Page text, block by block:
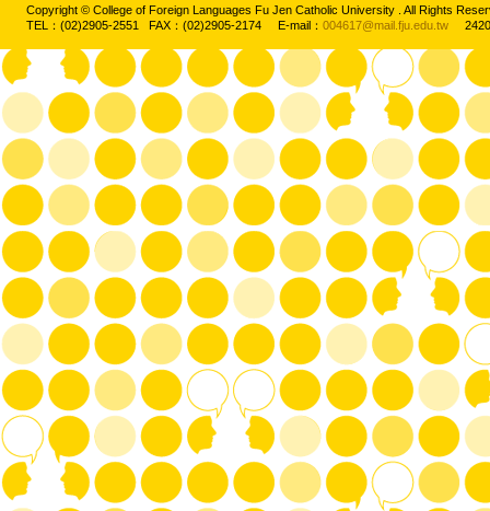
Copyright © College of Foreign Languages Fu Jen Catholic University . All Rights
TEL：(02)2905-2551 FAX：(02)2905-2174 E-mail： 004617@mail.fju.edu.tw